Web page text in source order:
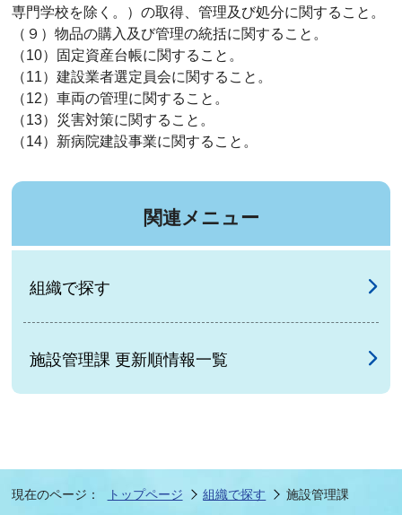
専門学校を除く。）の取得、管理及び処分に関すること。
（９）物品の購入及び管理の統括に関すること。
（10）固定資産台帳に関すること。
（11）建設業者選定員会に関すること。
（12）車両の管理に関すること。
（13）災害対策に関すること。
（14）新病院建設事業に関すること。
関連メニュー
組織で探す
施設管理課 更新順情報一覧
現在のページ： トップページ 組織で探す 施設管理課